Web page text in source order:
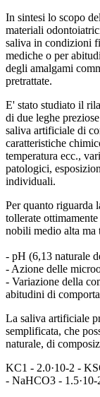
In sintesi lo scopo
materiali
saliva in condizioni
mediche o per
degli amalgami
pretrattate.
E' stato studiato il
di due leghe
saliva artificiale di
caratteristiche
temperatura ecc.,
patologici,
individuali.
Per quanto riguarda
tollerate
nobili medio alta ma
- pH (6,13 naturale
- Azione delle
- Variazione della
abitudini di
La saliva artificiale
semplificata, che
naturale, di
KC1 - 2.0·10-2 -
- NaHCO3 -